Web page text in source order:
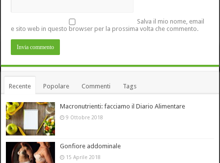
Salva il mio nome, email
e sito web in questo browser per la prossima volta che commento.
Recente Popolare Commenti Tags
Macronutrienti: facciamo il Diario Alimentare
9 Ottobre 2018
Gonfiore addominale
15 Aprile 2018